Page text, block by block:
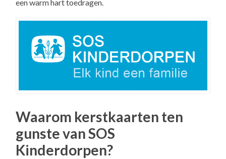
een warm hart toedragen.
Waarom kerstkaarten ten
gunste van SOS
Kinderdorpen?